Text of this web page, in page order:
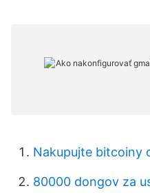
Nakupujte bitcoiny
80000 dongov za